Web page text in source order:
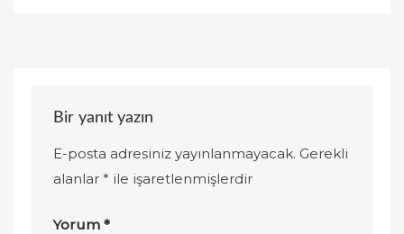
Bir yanıt yazın
E-posta adresiniz yayınlanmayacak. Gerekli
alanlar* ile işaretlenmişlerdir
Yorum*